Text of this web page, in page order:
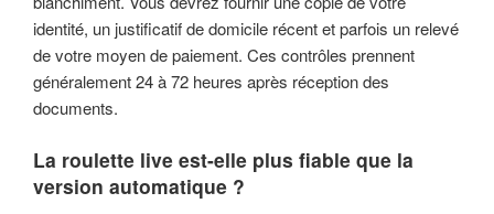
identité, un justificatif de domicile récent et parfois un relevé
de votre moyen de paiement. Ces contrôles prennent
généralement 24 à 72 heures après réception des
documents.
La roulette live est-elle plus fiable que la
version automatique ?